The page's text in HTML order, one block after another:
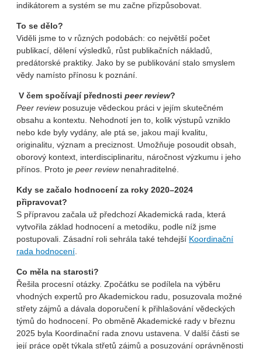
indikátorem a systém se mu začne přizpůsobovat.
To se dělo?
Viděli jsme to v různých podobách: co největší počet
publikací, dělení výsledků, růst publikačních nákladů,
predátorské praktiky. Jako by se publikování stalo smyslem
vědy namísto přínosu k poznání.
V čem spočívají přednosti peer review?
Peer reviewposuzuje vědeckou práci v jejím skutečném
obsahu a kontextu. Nehodnotí jen to, kolik výstupů vzniklo
nebo kde byly vydány, ale ptá se, jakou mají kvalitu,
originalitu, význam a preciznost. Umožňuje posoudit obsah,
oborový kontext, interdisciplinaritu, náročnost výzkumu i jeho
přínos. Proto je peer reviewnenahraditelné.
Kdy se začalo hodnocení za roky 2020–2024
připravovat?
S přípravou začala už předchozí Akademická rada, která
vytvořila základ hodnocení a metodiku, podle níž jsme
postupovali. Zásadní roli sehrála také tehdejší Koordinační
rada hodnocení
Co měla na starosti?
Řešila procesní otázky. Zpočátku se podílela na výběru
vhodných expertů pro Akademickou radu, posuzovala možné
střety zájmů a dávala doporučení k přihlašování vědeckých
týmů do hodnocení. Po obměně Akademické rady v březnu
2025 byla Koordinační rada znovu ustavena. V další části se
její práce opět týkala střetů zájmů a posuzování oprávněnosti